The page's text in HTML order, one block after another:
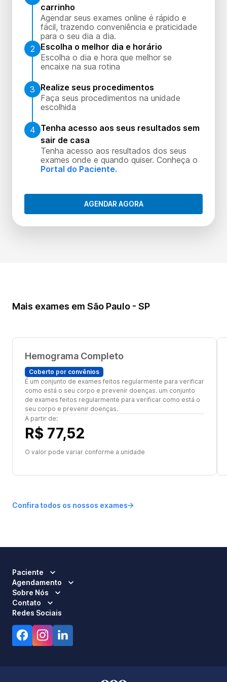
carrinho
Agendar seus exames online é rápido e
fácil, trazendo conveniência e praticidade
para o seu dia a dia.
2
Escolha o melhor dia e horário
Escolha o dia e hora que melhor se
encaixe na sua rotina
3
Realize seus procedimentos
Faça seus procedimentos na unidade
escolhida
4 Tenha acesso aos seus resultados sem
sair de casa
Tenha acesso aos resultados dos seus
exames onde e quando quiser. Conheça o
Portal do Paciente.
AGENDAR AGORA
Mais exames em São Paulo - SP
Hemograma Completo
Coberto por convênios
É um conjunto de exames feitos regularmente para verificar
como está o seu corpo e prevenir doenças. um conjunto
de exames feitos regularmente para verificar como está o
seu corpo e prevenir doenças.
A partir de:
R$ 77,52
O valor pode variar conforme a unidade
Confira todos os nossos exames
Paciente
Agendamento
Sobre Nós
Contato
Redes Sociais